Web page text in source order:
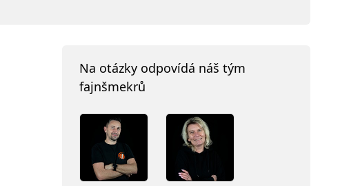
Na otázky odpovídá náš tým
fajnšmekrů